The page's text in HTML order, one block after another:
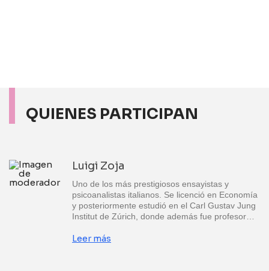
QUIENES PARTICIPAN
Luigi Zoja
Uno de los más prestigiosos ensayistas y
psicoanalistas italianos. Se licenció en Economía
y posteriormente estudió en el Carl Gustav Jung
Institut de Zúrich, donde además fue profesor…
Leer más